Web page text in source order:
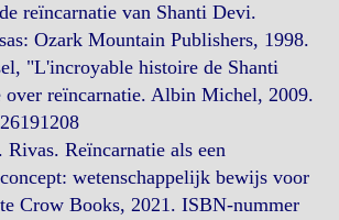
reïncarnatie van Shanti Devi.
Ozark Mountain Publishers, 1998.
"L'incroyable histoire de Shanti
reïncarnatie. Albin Michel, 2009.
Reïncarnatie als een
wetenschappelijk bewijs voor
Crow Books, 2021. ISBN-nummer